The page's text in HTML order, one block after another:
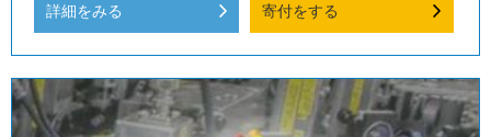
詳細をみる 寄付をする